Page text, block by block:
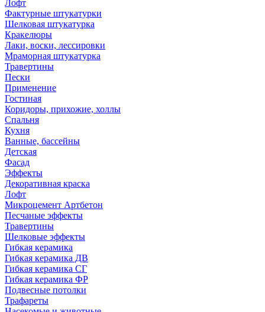
Лофт
Фактурные штукатурки
Шелковая штукатурка
Кракелюры
Лаки, воски, лессировки
Мраморная штукатурка
Травертины
Пески
Применение
Гостиная
Коридоры, прихожие, холлы
Спальня
Кухня
Ванные, бассейны
Детская
Фасад
Эффекты
Декоративная краска
Лофт
Микроцемент Артбетон
Песчаные эффекты
Травертины
Шелковые эффекты
Гибкая керамика
Гибкая керамика ДВ
Гибкая керамика СГ
Гибкая керамика ФР
Подвесные потолки
Трафареты